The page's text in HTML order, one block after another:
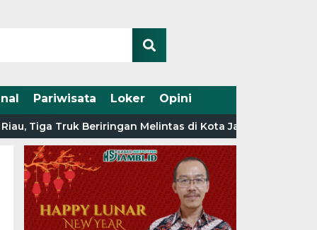
Pariwisata Loker Opini
Truk Beriringan Melintas di Kota Jambi, Muncul